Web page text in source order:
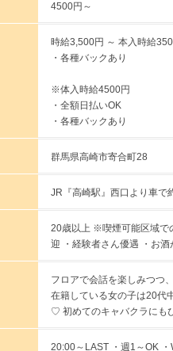
4500円～
時給3,500円 ～本入時給
・各種バックあり
※体入時給4500円
・全額日払いOK
・各種バックあり
群馬県高崎市寄合町28
JR『高崎駅』西口より車で
20歳以上 ※喫煙可能区域で
迎 ・経験者さん優遇 ・お
フロアで会話を楽しみつつ
在籍している女の子は20代
♡ 初めてのキャバクラにも
20:00～LAST ・週1～OK